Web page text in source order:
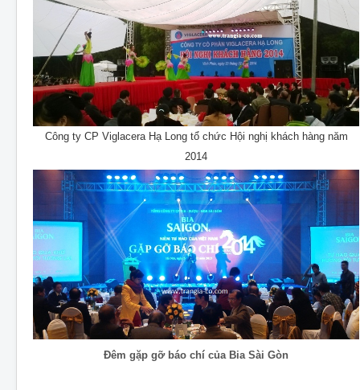
Công ty CP Viglacera Hạ Long tổ chức Hội nghị khách hàng năm
2014
Đêm gặp gỡ báo chí của Bia Sài Gòn